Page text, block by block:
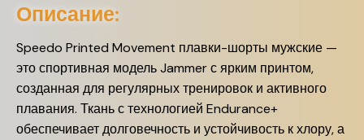
Описание:
Speedo Printed Movement плавки-шорты мужские —
это спортивная модель Jammer с ярким принтом,
созданная для регулярных тренировок и активного
плавания. Ткань с технологией Endurance+
обеспечивает долговечность и устойчивость к хлору, а